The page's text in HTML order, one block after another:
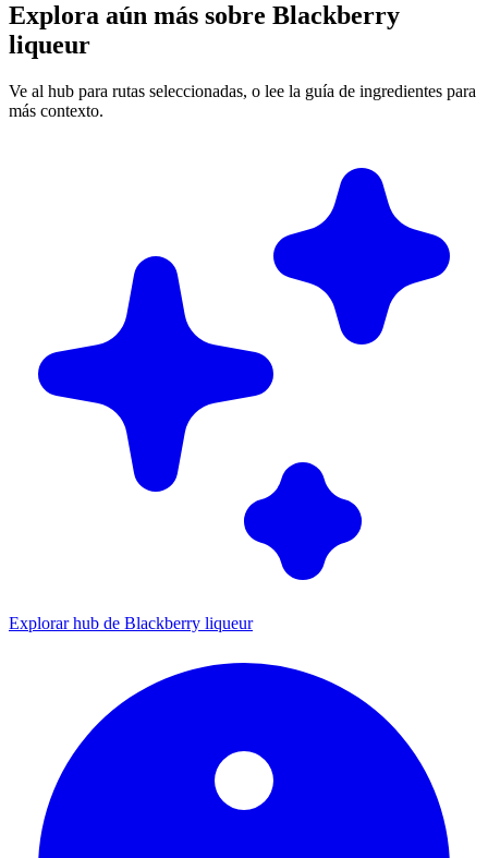
Explora aún más sobre Blackberry
liqueur
Ve al hub para rutas seleccionadas, o lee la guía de ingredientes para
más contexto.
Explorar hub de Blackberry liqueur